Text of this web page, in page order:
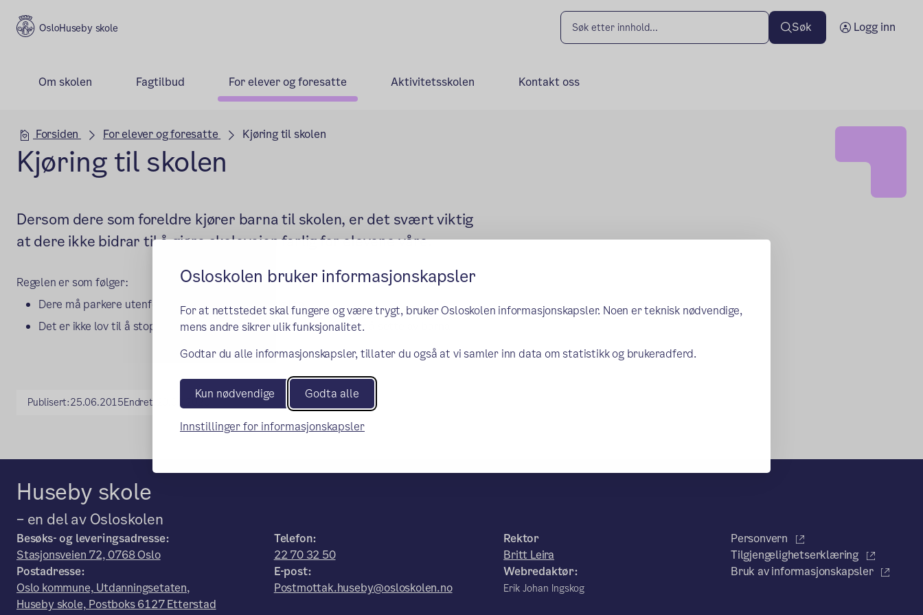
Osloskolen bruker informasjonskapsler
For at nettstedet skal fungere og være trygt, bruker Osloskolen informasjonskapsler. Noen er teknisk nødvendige,
mens andre sikrer ulik funksjonalitet.
Godtar du alle informasjonskapsler, tillater du også at vi samler inn data om statistikk og brukeradferd.
Kun nødvendige Godta alle
Innstillinger for informasjonskapsler
Huseby skole Søk Logg inn
Om skolen Fagtilbud For elever og foresatte Aktivitetsskolen Kontakt oss
Hovedseksjon
Forsiden For elever og foresatte Kjøring til skolen
Kjøring til skolen
Dersom dere som foreldre kjører barna til skolen, er det svært viktig
at dere ikke bidrar til å gjøre skoleveien farlig for elevene våre.
Regelen er som følger:
Dere må parkere utenfor butikken rett utenfor skolen
Det er ikke lov til å stoppe ved/på broen eller kjøre over broen for å sette av barna
Publisert:25.06.2015Endret: 20.08.2020
Huseby skole
– en del av Osloskolen
Besøks- og leveringsadresse:
Stasjonsveien 72, 0768 Oslo
Postadresse:
Oslo kommune, Utdanningsetaten,
Huseby skole, Postboks 6127 Etterstad
Telefon:
22 70 32 50
E-post:
Postmottak.huseby@osloskolen.no
Rektor
Britt Leira
Webredaktør:
Erik Johan Ingskog
Personvern
Tilgjengelighetserklæring
Bruk av informasjonskapsler